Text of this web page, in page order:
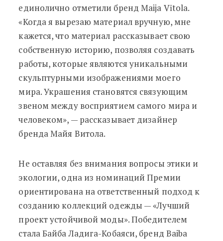
единолично отметили бренд Maija Vītola.
«Когда я вырезаю материал вручную, мне
кажется, что материал рассказывает свою
собственную историю, позволяя создавать
работы, которые являются уникальными
скульптурными изображениями моего
мира. Украшения становятся связующим
звеном между восприятием самого мира и
человеком», — рассказывает дизайнер
бренда Майя Витола.
Не оставляя без внимания вопросы этики и
экологии, одна из номинаций Премии
ориентирована на ответственный подход к
созданию коллекций одежды — «Лучший
проект устойчивой моды». Победителем
стала Байба Ладига-Кобаяси, бренд Baiba